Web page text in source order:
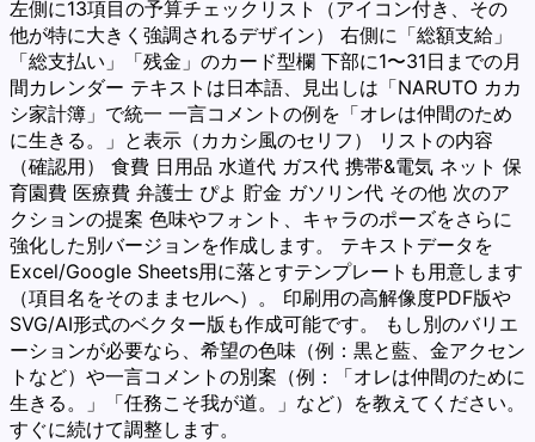
左側に13項目の予算チェックリスト（アイコン付き、その
他が特に大きく強調されるデザイン） 右側に「総額支給」
「総支払い」「残金」のカード型欄 下部に1〜31日までの月
間カレンダー テキストは日本語、見出しは「NARUTO カカ
シ家計簿」で統一 一言コメントの例を「オレは仲間のため
に生きる。」と表示（カカシ風のセリフ） リストの内容
（確認用） 食費 日用品 水道代 ガス代 携帯&電気 ネット 保
育園費 医療費 弁護士 ぴよ 貯金 ガソリン代 その他 次のア
クションの提案 色味やフォント、キャラのポーズをさらに
強化した別バージョンを作成します。 テキストデータを
Excel/Google Sheets用に落とすテンプレートも用意します
（項目名をそのままセルへ）。 印刷用の高解像度PDF版や
SVG/AI形式のベクター版も作成可能です。 もし別のバリエ
ーションが必要なら、希望の色味（例：黒と藍、金アクセン
トなど）や一言コメントの別案（例：「オレは仲間のために
生きる。」「任務こそ我が道。」など）を教えてください。
すぐに続けて調整します。